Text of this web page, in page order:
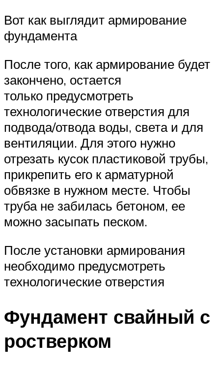
Вот как выглядит армирование
фундамента
После того, как армирование будет
закончено, остается
только предусмотреть
технологические отверстия для
подвода/отвода воды, света и для
вентиляции. Для этого нужно
отрезать кусок пластиковой трубы,
прикрепить его к арматурной
обвязке в нужном месте. Чтобы
труба не забилась бетоном, ее
можно засыпать песком.
После установки армирования
необходимо предусмотреть
технологические отверстия
Фундамент свайный с
ростверком